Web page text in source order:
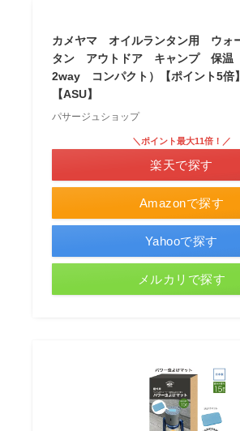
カメヤマ オイルランタン用 ウォ
タン アウトドア キャンプ 保
2way コンパクト）【ポイント5倍
【ASU】
パサージュショップ
Amazonで探す
＼ポイント最大11倍！／
楽天で探す
Yahooで探す
メルカリで探す